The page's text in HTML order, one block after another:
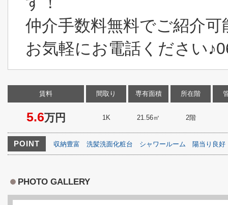
仲介手数料無料でご紹介
お気軽にお電話ください
賃料
5.6万円
間取り
1K
専有面積
21.56㎡
所在階
2階
POINT 収納豊富 洗髪洗面化粧台 シャワールーム 陽当り良好
PHOTO GALLERY